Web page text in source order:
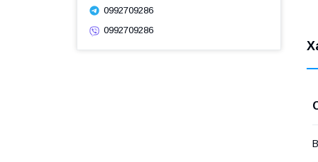
0992709286
0992709286